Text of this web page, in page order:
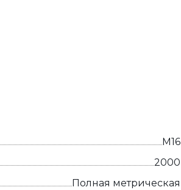
М16
2000
Полная метрическая